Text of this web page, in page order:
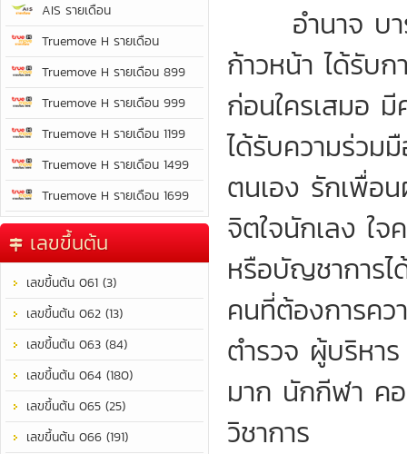
AIS รายเดือน
Truemove H รายเดือน
Truemove H รายเดือน 899
Truemove H รายเดือน 999
Truemove H รายเดือน 1199
Truemove H รายเดือน 1499
Truemove H รายเดือน 1699
เลขขึ้นต้น
เลขขึ้นต้น 061 (3)
เลขขึ้นต้น 062 (13)
เลขขึ้นต้น 063 (84)
เลขขึ้นต้น 064 (180)
เลขขึ้นต้น 065 (25)
เลขขึ้นต้น 066 (191)
อำนาจ บาร
ก้าวหน้า ได้รับ
ก่อนใครเสมอ
ได้รับความร่วม
ตนเอง รักเพื่อ
จิตใจนักเลง ใ
หรือบัญชาการไ
คนที่ต้องการคว
ตำรวจ ผู้บริหา
มาก นักกีฬา ค
วิชาการ